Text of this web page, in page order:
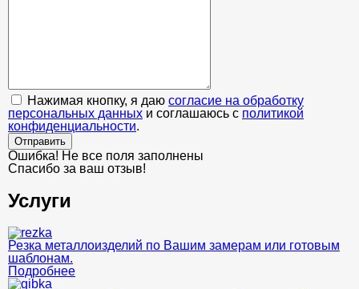
Нажимая кнопку, я даю согласие на обработку
персональных данных и соглашаюсь с политикой
конфиденциальности.
Отправить
Ошибка! Не все поля заполнены
Спасибо за ваш отзыв!
Услуги
Резка металлоизделий по Вашим замерам или готовым
шаблонам.
Подробнее